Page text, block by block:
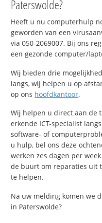
Paterswolde?
Heeft u nu computerhulp
geworden van een
via 050-2069007. Bij ons
een gezonde computer/
Wij bieden drie
langs, wij helpen u op
op ons hoofdkantoor.
Wij helpen u direct aan de
erkende ICT-specialist
software- of
u hulp, bel ons deze
werken zes dagen per
de buurt om reparaties uit
te helpen.
Na uw melding komen we
in Paterswolde?